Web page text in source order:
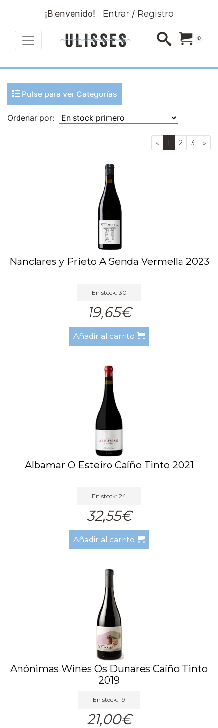
¡Bienvenido! Entrar/ Registro
0
Pulse para ver Categorías
Ordenar por:
« 1 2 3 »
Nanclares y Prieto A Senda Vermella 2023
En stock: 30
19,65€
Añadir al carrito
Albamar O Esteiro Caíño Tinto 2021
En stock: 24
32,55€
Añadir al carrito
Anónimas Wines Os Dunares Caíño Tinto
2019
En stock: 19
21,00€